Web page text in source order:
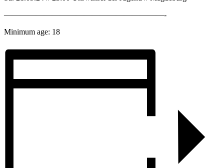
————————————————————-
Minimum age: 18